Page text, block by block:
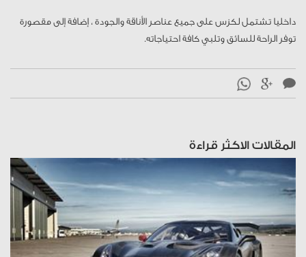
داخليا تشتمل لكزس على جميع عناصر الأناقة والجودة ، إضافة إلى مقصورة
توفر الراحة للسائق وتلبي كافة احتياجاته.
المقالات الاكثر قراءة
قراءة المقال